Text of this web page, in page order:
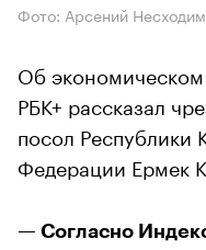
Фото: Арсений
Об экономическом
РБК+ рассказал
посол Республики
Федерации Ермек
— Согласно